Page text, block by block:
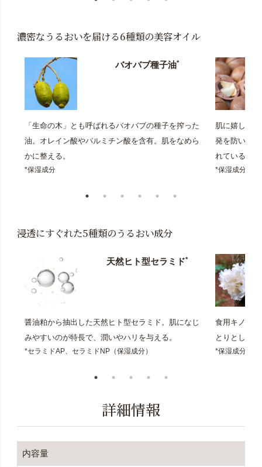
濃密なうるおいを届ける6種類の美容オイル
バオバブ種子油*
「生命の木」とも呼ばれるバオバブの種子を搾った
油。オレイン酸やパルミチン酸を含有。肌をなめら
かに整える。
*保湿成分
肌に嬉しい
発を防いで
れている。
*保湿成分
浸透にすぐれた5種類のうるおい成分
天然ヒト型セラミド*
醤油粕から抽出した天然ヒト型セラミド。肌になじ
みやすいのが特長で、潤いやハリを与える。
*セラミドAP、セラミドNP（保湿成分）
食用キノコ
とりとした
*保湿成分
詳細情報
内容量